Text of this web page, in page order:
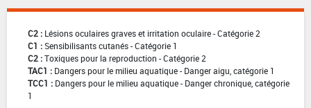
C2 : Lésions oculaires graves et irritation oculaire - Catégorie 2
C1 :Sensibilisants cutanés - Catégorie 1
C2 :Toxiques pour la reproduction - Catégorie 2
TAC1 : Dangers pour le milieu aquatique - Danger aigu, catégorie 1
TCC1 : Dangers pour le milieu aquatique - Danger chronique, catégorie
1